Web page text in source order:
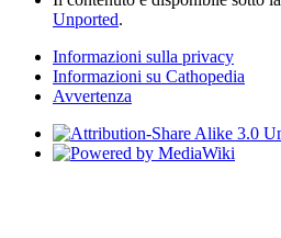
Unported.
Informazioni sulla privacy
Informazioni su Cathopedia
Avvertenza